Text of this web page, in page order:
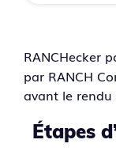
RANCHecker
par RANCH
avant le
Étapes